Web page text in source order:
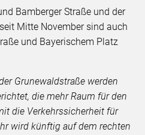
Bamberger Straße und der
Mitte November sind auch
und Bayerischem Platz
Grunewaldstraße werden
die mehr Raum für den
die Verkehrssicherheit für
wird künftig auf dem rechten